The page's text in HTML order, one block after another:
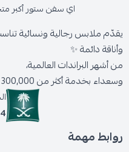
اي سفن ستور أكبر
يقدّم ملابس رجالية ونسائية
وأناقة دائمة ✨
من أشهر البراندات العالمية،
وسعداء بخدمة أكثر من 300,000 عميل حول المملكة.
روابط مهمة